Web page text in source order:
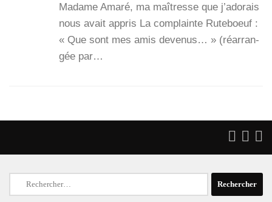
Madame Ama­ré, ma maî­tresse que j’a­do­rais
nous avait appris La com­plainte Rute­boeuf :
« Que sont mes amis deve­nus… » (réar­ran­
gée par…
Rechercher :